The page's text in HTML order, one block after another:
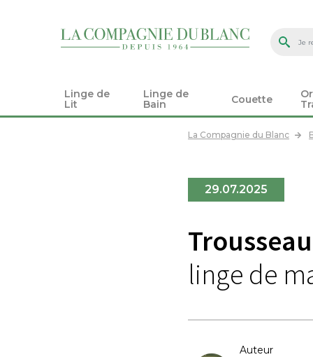
Linge de
Lit
Linge de
Bain
Couette
La Compagnie du Blanc
29.07.2025
linge de
Auteur